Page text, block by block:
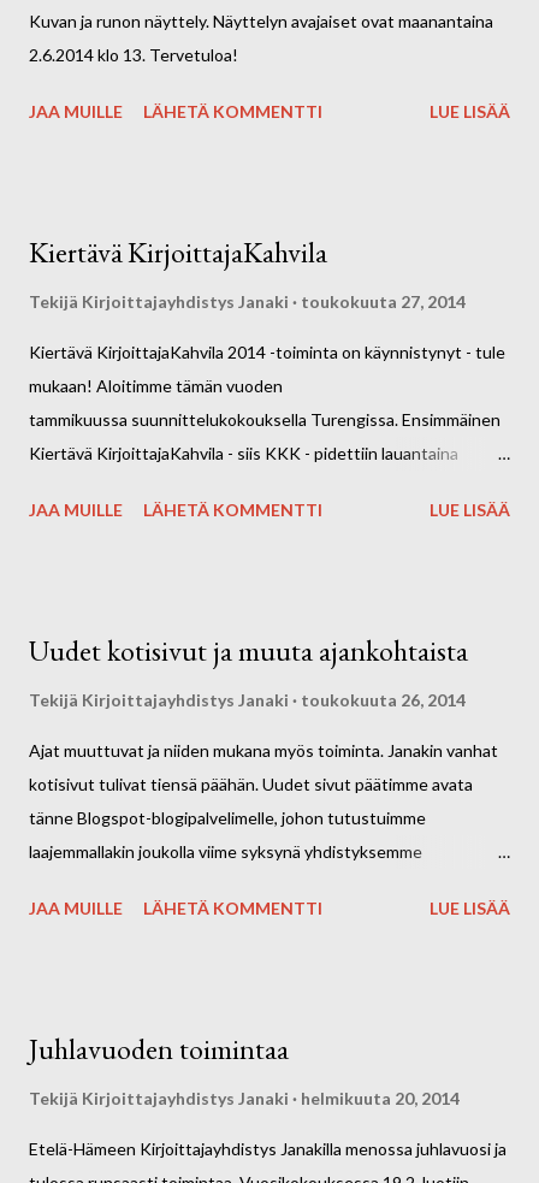
Kuvan ja runon näyttely. Näyttelyn avajaiset ovat maanantaina
2.6.2014 klo 13. Tervetuloa!
JAA MUILLE LÄHETÄ KOMMENTTI LUE LISÄÄ
Kiertävä KirjoittajaKahvila
Tekijä Kirjoittajayhdistys Janaki toukokuuta 27, 2014
Kiertävä KirjoittajaKahvila 2014 -toiminta on käynnistynyt - tule
mukaan! Aloitimme tämän vuoden
tammikuussa suunnittelukokouksella Turengissa. Ensimmäinen
Kiertävä KirjoittajaKahvila - siis KKK - pidettiin lauantaina
kerran kuukaudessa lauantaisin kirjoittamisen merkeissä. Kesällä
Ehdotuksia kivoista kahviloista otetaan myös vastaan.
Oikeinkirjoitusta tai kielioppia ei tarvitse jännittää vaan kaikki
kirjoittavat omalla tyylillään. Tärkeintä ei olekaan lopputulos vaan
itse prosessi, joka saattaa synnyttää taas uusia ajatuksia. Ota
mukaan muistikirja, hyvä kynä, avoin ja luova mieli. Kirjoitamme
JAA MUILLE LÄHETÄ KOMMENTTI LUE LISÄÄ
Uudet kotisivut ja muuta ajankohtaista
Tekijä Kirjoittajayhdistys Janaki toukokuuta 26, 2014
Ajat muuttuvat ja niiden mukana myös toiminta. Janakin vanhat
kotisivut tulivat tiensä päähän. Uudet sivut päätimme avata
tänne Blogspot-blogipalvelimelle, johon tutustuimme
laajemmallakin joukolla viime syksynä yhdistyksemme
edelleen näille sivuille. Kotisivun lisäksi yhdistyksemme on jo yli
sivua pääsee katsomaan kuka tahansa internetin käyttäjä mutta
ja sosiaalisen median kiemurat tuntuvat kiinnostavilta mutta
JAA MUILLE LÄHETÄ KOMMENTTI LUE LISÄÄ
Juhlavuoden toimintaa
Tekijä Kirjoittajayhdistys Janaki helmikuuta 20, 2014
Etelä-Hämeen Kirjoittajayhdistys Janakilla menossa juhlavuosi ja